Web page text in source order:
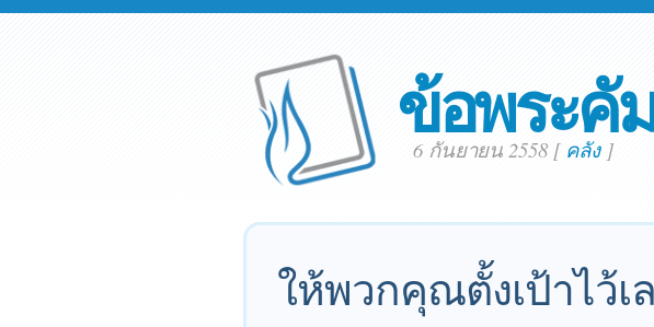
ข้อพระคั
6 กันยายน 2558 [ คลัง]
ให้พวกคุณตั้งเป้าไว้